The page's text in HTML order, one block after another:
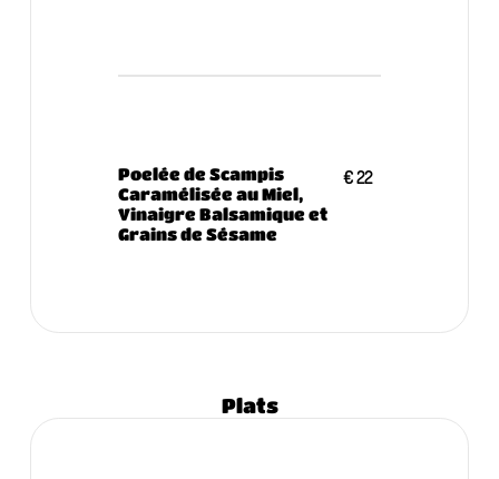
Poelée de Scampis
Caramélisée au Miel,
Vinaigre Balsamique et
Grains de Sésame
€ 22
Plats